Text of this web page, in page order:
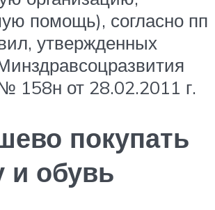
помощь), согласно пп
утвержденных
158н от 28.02.2011 г.
покупать
и обувь